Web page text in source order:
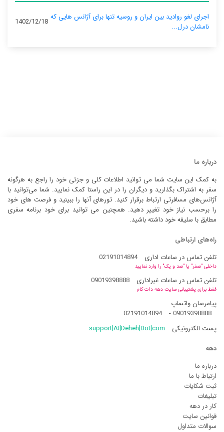
اجرای لغو روادید بین ایران و روسیه تنها برای آژانس‌ هایی که
نامشان درل...
1402/12/18
درباره ما
به کمک این سایت شما می توانید اطلاعات کلی و جزئی خود را راجع به هرگونه
سفر به اشتراک بگذارید و دیگران را در این راستا کمک نمایید. شما می‌توانید با
آژانس‌های مسافرتی ارتباط برقرار کنید. تورهای آنها را ببینید و فرصت های خود
را برحسب نیاز خود تغییر دهید. همچنین می توانید برای خود برنامه سفری
مطابق با سلیقه خود داشته باشید.
راه‌های ارتباطی
تلفن تماس در ساعات اداری
02191014894
داخلی "صفر" یا "صد و یک" را وارد نمایید
تلفن تماس در ساعات غیراداری 09019398888
فقط برای پشتیبانی سایت دهه دات کام
پیامرسان واتساپ
09019398888
-
02191014894
پست الکترونیکی
support[At]Deheh[Dot]com
دهه
درباره ما
ارتباط با ما
ثبت شکایات
تبلیغات
کار در دهه
قوانین سایت
سوالات متداول